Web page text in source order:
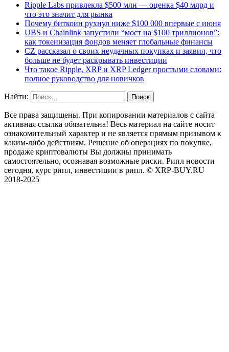
Ripple Labs привлекла $500 млн — оценка $40 млрд и
что это значит для рынка
Почему биткоин рухнул ниже $100 000 впервые с июня
UBS и Chainlink запустили “мост на $100 триллионов”:
как токенизация фондов меняет глобальные финансы
CZ рассказал о своих неудачных покупках и заявил, что
больше не будет раскрывать инвестиции
Что такое Ripple, XRP и XRP Ledger простыми словами:
полное руководство для новичков
Найти:
Все права защищены. При копировании материалов с сайта
активная ссылка обязательна! Весь материал на сайте носит
ознакомительный характер и не является прямым призывом к
каким-либо действиям. Решение об операциях по покупке,
продаже криптовалюты Вы должны принимать
самостоятельно, осознавая возможные риски. Рипл новости
сегодня, курс рипл, инвестиции в рипл. © XRP-BUY.RU
2018-2025